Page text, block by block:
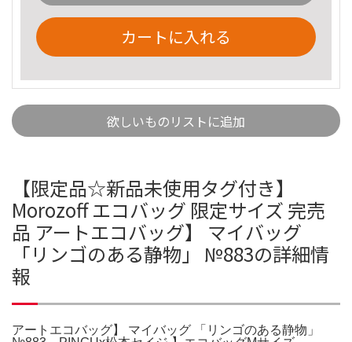
カートに入れる
欲しいものリストに追加
【限定品☆新品未使用タグ付き】
Morozoff エコバッグ 限定サイズ 完売
品 アートエコバッグ】 マイバッグ
「リンゴのある静物」 №883の詳細情
報
アートエコバッグ】 マイバッグ 「リンゴのある静物」